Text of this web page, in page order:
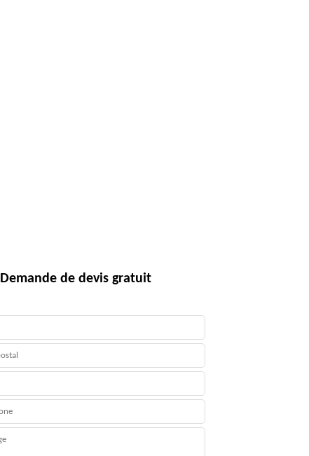
Demande de devis gratuit